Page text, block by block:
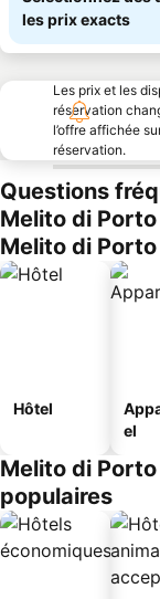
les prix exacts
Les prix et les
réservation
l’offre affichée
réservation.
Questions
Melito di
Melito di
Hôtel
el
Melito di
populaires